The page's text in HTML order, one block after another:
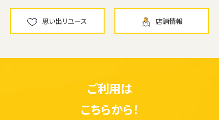
思い出リユース 店舗情報
ご利用は
こちらから！